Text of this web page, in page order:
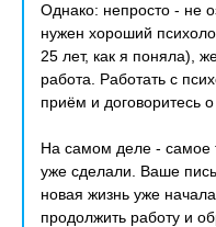
Однако: непросто - не
нужен хороший
25 лет, как я поняла),
работа. Работать с
приём и договоритесь
На самом деле - самое
уже сделали. Ваше
новая жизнь уже
продолжить работу и